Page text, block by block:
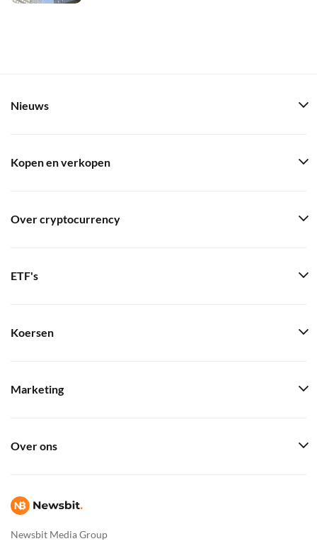
Newsbit Media Group
Nieuws
Kopen en verkopen
Over cryptocurrency
ETF's
Koersen
Marketing
Over ons